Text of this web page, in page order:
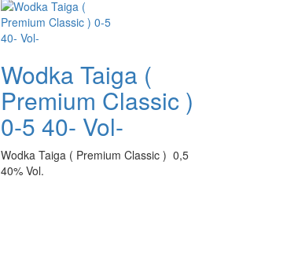
Wodka Taiga (
Premium Classic )
0-5 40- Vol-
Wodka Taiga ( Premium Classic ) 0,5
40% Vol.